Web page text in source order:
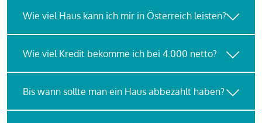
Wie viel Haus kann ich mir in Österreich leisten?
Wie viel Kredit bekomme ich bei 4.000 netto?
Bis wann sollte man ein Haus abbezahlt haben?